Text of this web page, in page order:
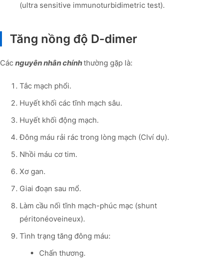
(ultra­ sensitive immunoturbidimetric test).
Tăng nồng độ D-dimer
Các nguyên nhân chínhthường gặp là:
Tắc mạch phổi.
Huyết khối các tĩnh mạch sâu.
Huyết khối động mạch.
Đông máu rải rác trong lòng mạch (CIví dụ).
Nhồi máu cơ tim.
Xơ gan.
Giai đoạn sau mổ.
Làm cầu nối tĩnh mạch-phúc mạc (shunt
péritonéoveineux).
Tình trạng tăng đông máu:
Chấn thương.